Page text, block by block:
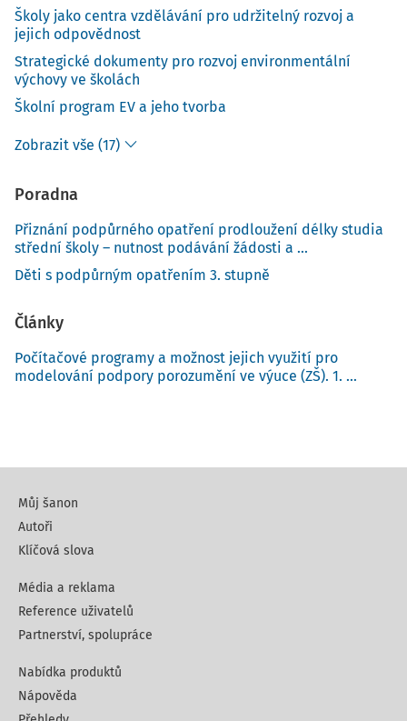
Školy jako centra vzdělávání pro udržitelný rozvoj a
jejich odpovědnost
Strategické dokumenty pro rozvoj environmentální
výchovy ve školách
Školní program EV a jeho tvorba
Zobrazit vše (17)
Poradna
Přiznání podpůrného opatření prodloužení délky studia
střední školy – nutnost podávání žádosti a ...
Děti s podpůrným opatřením 3. stupně
Články
Počítačové programy a možnost jejich využití pro
modelování podpory porozumění ve výuce (ZŠ). 1. ...
Můj šanon
Autoři
Klíčová slova
Média a reklama
Reference uživatelů
Partnerství, spolupráce
Nabídka produktů
Nápověda